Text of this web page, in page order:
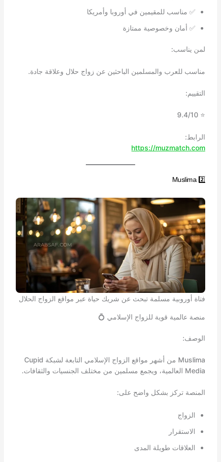
✅ مناسب للمقيمين في أوروبا وأمريكا
✅ أمان وخصوصية ممتازة
لمن يناسب:
مناسب للعرب والمسلمين الباحثين عن زواج حلال وعلاقة جادة.
التقييم:
⭐ 9.4/10
الرابط:
https://muzmatch.com
2️⃣ Muslima
فتاة أوروبية مسلمة تبحث عن شريك حياة عبر مواقع الزواج الحلال
منصة عالمية قوية للزواج الإسلامي 💍
الوصف:
Muslima من أشهر مواقع الزواج الإسلامي التابعة لشبكة Cupid
Media العالمية، ويجمع مسلمين من مختلف الجنسيات والثقافات.
المنصة تركز بشكل واضح على:
الزواج
الاستقرار
العلاقات طويلة المدى